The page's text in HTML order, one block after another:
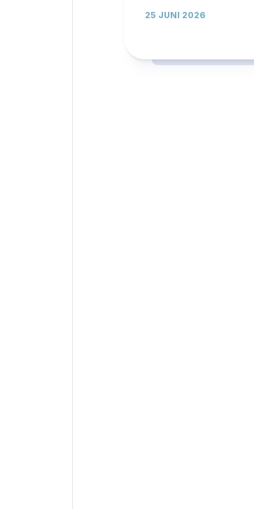
25 JUNI 2026